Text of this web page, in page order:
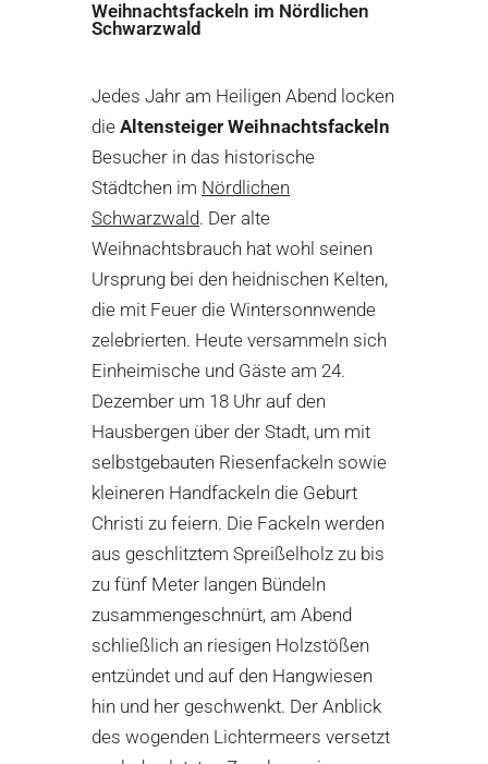
Weihnachtsfackeln im Nördlichen
Schwarzwald
Jedes Jahr am Heiligen Abend locken
die Altensteiger Weihnachtsfackeln
Besucher in das historische
Städtchen im Nördlichen
Schwarzwald. Der alte
Weihnachtsbrauch hat wohl seinen
Ursprung bei den heidnischen Kelten,
die mit Feuer die Wintersonnwende
zelebrierten. Heute versammeln sich
Einheimische und Gäste am 24.
Dezember um 18 Uhr auf den
Hausbergen über der Stadt, um mit
selbstgebauten Riesenfackeln sowie
kleineren Handfackeln die Geburt
Christi zu feiern. Die Fackeln werden
aus geschlitztem Spreißelholz zu bis
zu fünf Meter langen Bündeln
zusammengeschnürt, am Abend
schließlich an riesigen Holzstößen
entzündet und auf den Hangwiesen
hin und her geschwenkt. Der Anblick
des wogenden Lichtermeers versetzt